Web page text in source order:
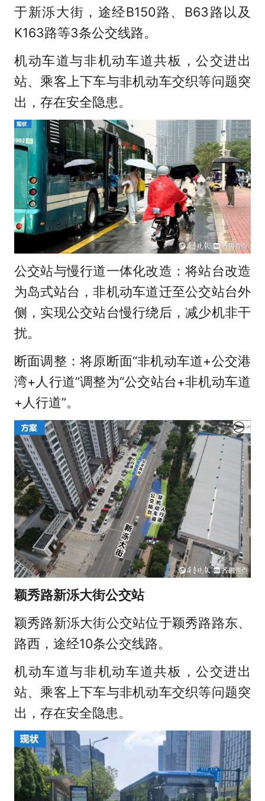
于新泺大街，途经B150路、B63路以及
K163路等3条公交线路。
机动车道与非机动车道共板，公交进出
站、乘客上下车与非机动车交织等问题突
出，存在安全隐患。
公交站与慢行道一体化改造：将站台改造
为岛式站台，非机动车道迁至公交站台外
侧，实现公交站台慢行绕后，减少机非干
扰。
断面调整：将原断面“非机动车道+公交港
湾+人行道”调整为“公交站台+非机动车道
+人行道”。
颖秀路新泺大街公交站
颖秀路新泺大街公交站位于颖秀路路东、
路西，途经10条公交线路。
机动车道与非机动车道共板，公交进出
站、乘客上下车与非机动车交织等问题突
出，存在安全隐患。